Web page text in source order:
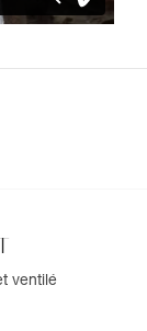
ventilé